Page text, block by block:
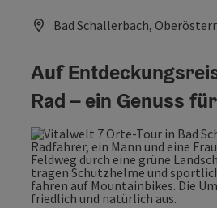
Bad Schallerbach,
Auf
Rad – ein Genuss